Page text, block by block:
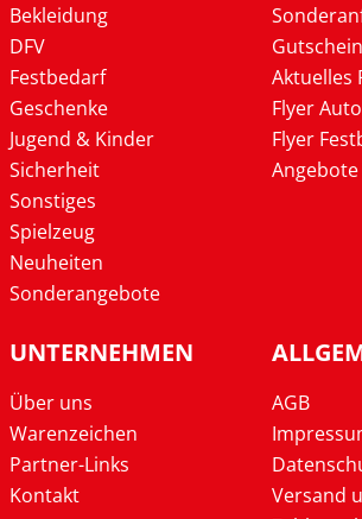
Bekleidung
DFV
Festbedarf
Geschenke
Jugend & Kinder
Sicherheit
Sonstiges
Spielzeug
Neuheiten
Sonderangebote
Aktuelles
Flyer
Flyer
UNTERNEHMEN
Über uns
Warenzeichen
Partner-Links
Kontakt
AGB
Versand